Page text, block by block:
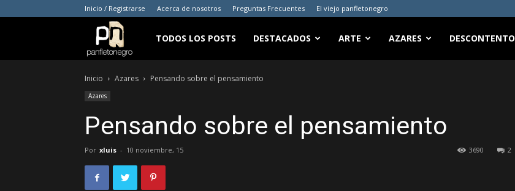
Inicio / Registrarse Acerca de nosotros Preguntas Frecuentes El viejo panfletonegro
panfletonegro
TODOS LOS POSTS DESTACADOS ARTE AZARES DESCONTENTO
Inicio Azares Pensando sobre el pensamiento
Azares
Pensando sobre el pensamiento
Por xluis - 10 noviembre, 15 2
3690